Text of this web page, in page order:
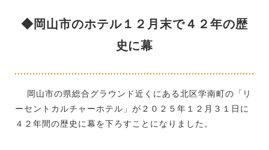
◆岡山市のホテル１２月末で４２年の歴
史に幕
岡山市の県総合グラウンド近くにある北区学南町の「リ
ーセントカルチャーホテル」が２０２５年１２月３１日に
４２年間の歴史に幕を下ろすことになりました。